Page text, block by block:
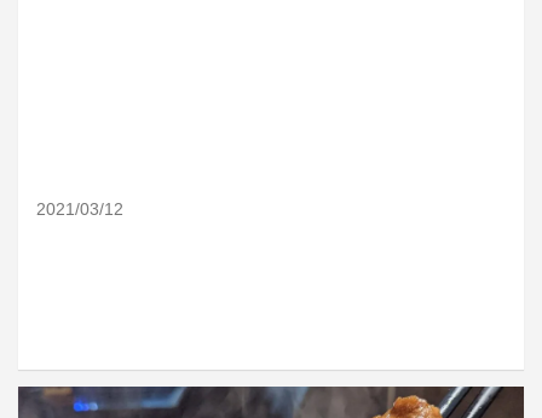
2021/03/12